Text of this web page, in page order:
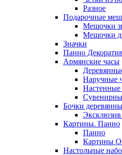
Разное
Подарочные
Мешочки
Мешочки
Значки
Панно
Армянские часы
Наручные
Настенные
Бочки
Картины. Панно
Панно
Картины
Настольные